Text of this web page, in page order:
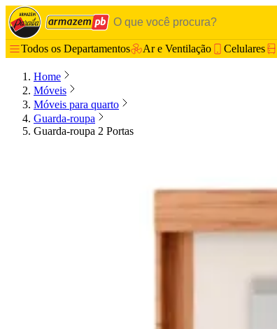
Todos os Departamentos Ar e Ventilação Celulares
Home
Móveis
Móveis para quarto
Guarda-roupa
Guarda-roupa 2 Portas